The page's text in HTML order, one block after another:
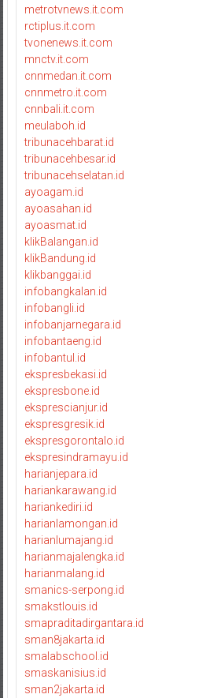
metrotvnews.it.com
rctiplus.it.com
tvonenews.it.com
mnctv.it.com
cnnmedan.it.com
cnnmetro.it.com
cnnbali.it.com
meulaboh.id
tribunacehbarat.id
tribunacehbesar.id
tribunacehselatan.id
ayoagam.id
ayoasahan.id
ayoasmat.id
klikBalangan.id
klikBandung.id
klikbanggai.id
infobangkalan.id
infobangli.id
infobanjarnegara.id
infobantaeng.id
infobantul.id
ekspresbekasi.id
ekspresbone.id
eksprescianjur.id
ekspresgresik.id
ekspresgorontalo.id
ekspresindramayu.id
harianjepara.id
hariankarawang.id
hariankediri.id
harianlamongan.id
harianlumajang.id
harianmajalengka.id
harianmalang.id
smanics-serpong.id
smakstlouis.id
smapraditadirgantara.id
sman8jakarta.id
smalabschool.id
smaskanisius.id
sman2jakarta.id